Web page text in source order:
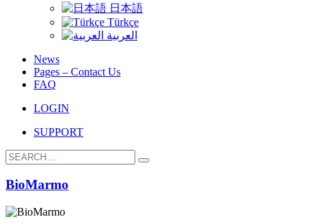
日本語
Türkçe
العربية
News
Pages – Contact Us
FAQ
LOGIN
SUPPORT
BioMarmo